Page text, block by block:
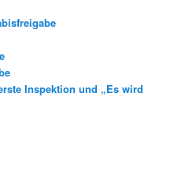
Inspektion und „Es wird